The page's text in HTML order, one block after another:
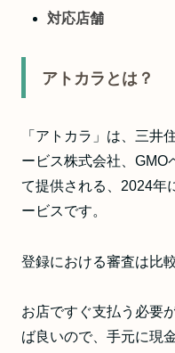
対応店舗
アトカラとは？
「アトカラ」は、三井
ービス株式会社、GMO
て提供される、2024年
ービスです。
登録における審査は比
お店ですぐ支払う必要
ば良いので、手元に現